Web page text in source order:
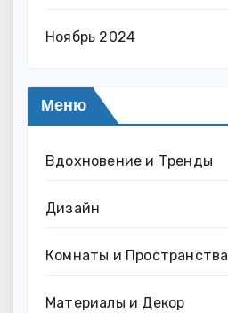
Ноябрь 2024
Меню
Вдохновение и Тренды
Дизайн
Комнаты и Пространства
Материалы и Декор